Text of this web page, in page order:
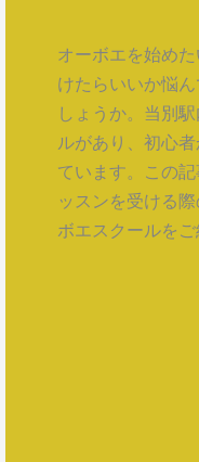
オーボエを始め
けたらいいか悩
しょうか。当別
ルがあり、初心
ています。この
ッスンを受ける
ボエスクールをご